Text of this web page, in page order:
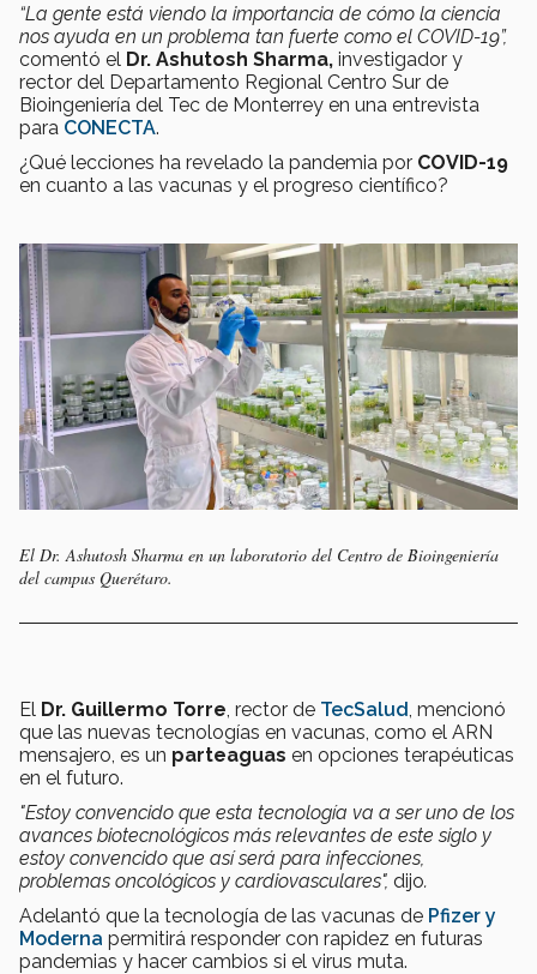
“La gente está viendo la importancia de cómo la ciencia
nos ayuda en un problema tan fuerte como el COVID-19”,
comentó el Dr. Ashutosh Sharma, investigador y
rector del Departamento Regional Centro Sur de
Bioingeniería del Tec de Monterrey en una entrevista
para CONECTA.
¿Qué lecciones ha revelado la pandemia por COVID-19
en cuanto a las vacunas y el progreso científico?
El Dr. Ashutosh Sharma en un laboratorio del Centro de Bioingeniería
del campus Querétaro.
El Dr. Guillermo Torre , rector de TecSalud , mencionó
que las nuevas tecnologías en vacunas, como el ARN
mensajero, es un parteaguas en opciones terapéuticas
en el futuro.
"Estoy convencido que esta tecnología va a ser uno de los
avances biotecnológicos más relevantes de este siglo y
estoy convencido que así será para infecciones,
problemas oncológicos y cardiovasculares", dijo.
Adelantó que la tecnología de las vacunas de Pfizer y
Moderna permitirá responder con rapidez en futuras
pandemias y hacer cambios si el virus muta.